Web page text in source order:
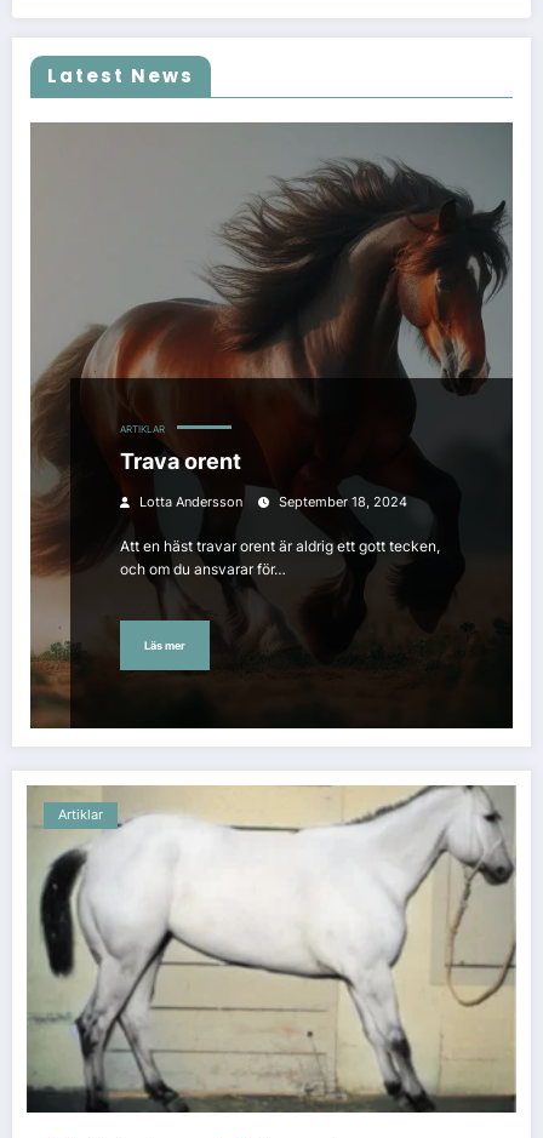
Latest News
ARTIKLAR
Trava orent
Lotta Andersson September 18, 2024
Att en häst travar orent är aldrig ett gott tecken,
och om du ansvarar för…
Läs mer
Artiklar